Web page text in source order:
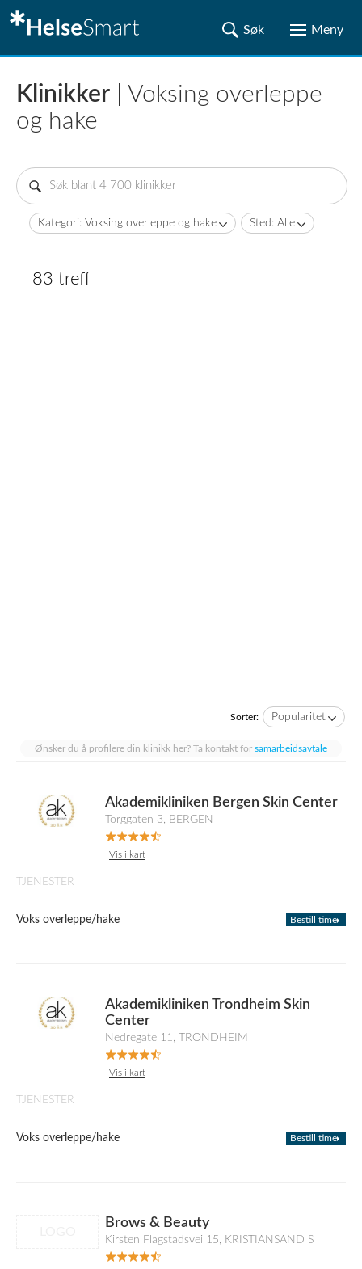
Klinikker | Voksing overleppe
og hake
Kategori: Voksing overleppe og hake Sted: Alle
83 treff
Sorter: Popularitet
Ønsker du å profilere din klinikk her? Ta kontakt for samarbeidsavtale
Akademikliniken Bergen Skin Center
Torggaten 3, BERGEN
Vis i kart
TJENESTER
Voks overleppe/hake Bestill time
Akademikliniken Trondheim Skin
Center
Nedregate 11, TRONDHEIM
Vis i kart
TJENESTER
Voks overleppe/hake Bestill time
Brows & Beauty
Kirsten Flagstadsvei 15, KRISTIANSAND S